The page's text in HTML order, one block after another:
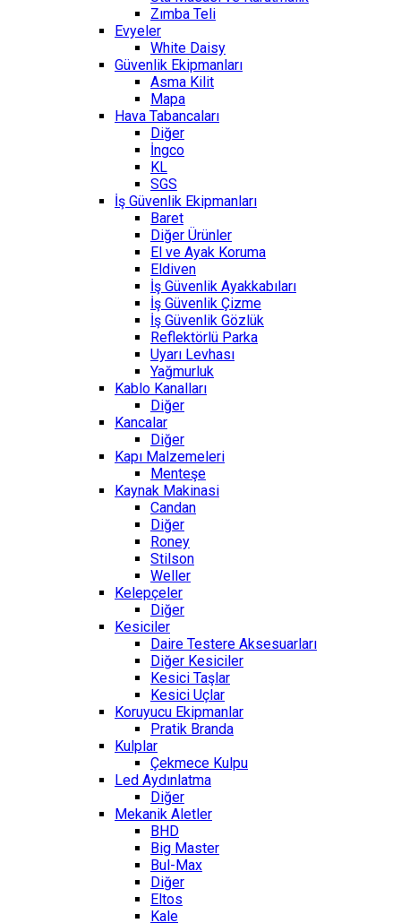
Zımba Teli
Evyeler
White Daisy
Güvenlik Ekipmanları
Asma Kilit
Mapa
Hava Tabancaları
Diğer
İngco
KL
SGS
İş Güvenlik Ekipmanları
Baret
Diğer Ürünler
El ve Ayak Koruma
Eldiven
İş Güvenlik Ayakkabıları
İş Güvenlik Çizme
İş Güvenlik Gözlük
Reflektörlü Parka
Uyarı Levhası
Yağmurluk
Kablo Kanalları
Diğer
Kancalar
Diğer
Kapı Malzemeleri
Menteşe
Kaynak Makinasi
Candan
Diğer
Roney
Stilson
Weller
Kelepçeler
Diğer
Kesiciler
Daire Testere Aksesuarları
Diğer Kesiciler
Kesici Taşlar
Kesici Uçlar
Koruyucu Ekipmanlar
Pratik Branda
Kulplar
Çekmece Kulpu
Led Aydınlatma
Diğer
Mekanik Aletler
BHD
Big Master
Bul-Max
Diğer
Eltos
Kale